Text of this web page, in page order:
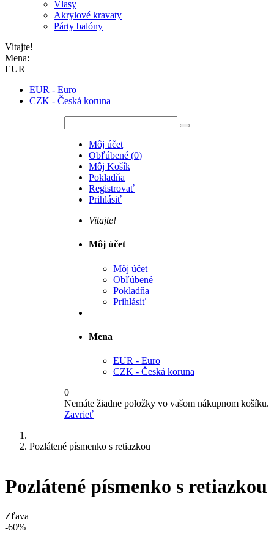
Vlasy
Akrylové kravaty
Párty balóny
Vitajte!
Mena:
EUR
EUR - Euro
CZK - Česká koruna
Môj účet
Obľúbené (0)
Môj Košík
Pokladňa
Registrovať
Prihlásiť
Vitajte!
Môj účet
Môj účet
Obľúbené
Pokladňa
Prihlásiť
Mena
EUR - Euro
CZK - Česká koruna
0
Nemáte žiadne položky vo vašom nákupnom košíku.
Zavrieť
Pozlátené písmenko s retiazkou
Pozlátené písmenko s retiazkou
Zľava
-60%